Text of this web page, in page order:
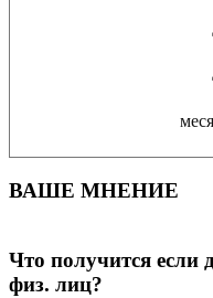
ВАШЕ МНЕНИЕ
Что получится если
физ. лиц?